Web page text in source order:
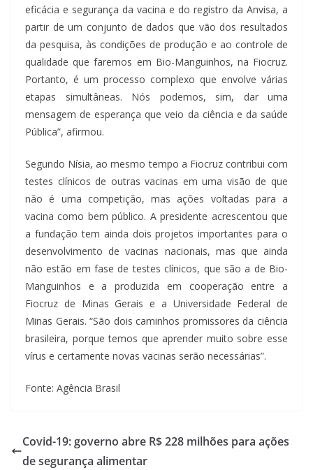
eficácia e segurança da vacina e do registro da Anvisa, a
partir de um conjunto de dados que vão dos resultados
da pesquisa, às condições de produção e ao controle de
qualidade que faremos em Bio-Manguinhos, na Fiocruz.
Portanto, é um processo complexo que envolve várias
etapas simultâneas. Nós podemos, sim, dar uma
mensagem de esperança que veio da ciência e da saúde
Pública”, afirmou.
Segundo Nísia, ao mesmo tempo a Fiocruz contribui com
testes clínicos de outras vacinas em uma visão de que
não é uma competição, mas ações voltadas para a
vacina como bem público. A presidente acrescentou que
a fundação tem ainda dois projetos importantes para o
desenvolvimento de vacinas nacionais, mas que ainda
não estão em fase de testes clínicos, que são a de Bio-
Manguinhos e a produzida em cooperação entre a
Fiocruz de Minas Gerais e a Universidade Federal de
Minas Gerais. “São dois caminhos promissores da ciência
brasileira, porque temos que aprender muito sobre esse
vírus e certamente novas vacinas serão necessárias”.
Fonte: Agência Brasil
Covid-19: governo abre R$ 228 milhões para ações
de segurança alimentar